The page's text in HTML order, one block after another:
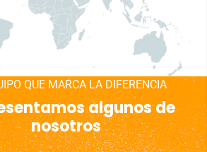
QUE MARCA LA DIFERENCIA
algunos de
nosotros